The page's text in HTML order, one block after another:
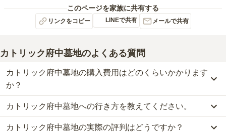
このページを家族に共有する
リンクをコピー LINEで共有 メールで共有
カトリック府中墓地のよくある質問
カトリック府中墓地の購入費用はどのくらいかかります
か？
カトリック府中墓地の現在の販売価格については現在調査中です。
お墓は、価格が高いものがよい、安いものが悪い、という訳ではあ
りません。大切なのは、ご家族が心から納得し、安心してお参りで
カトリック府中墓地への行き方を教えてください。
公共交通機関の場合、JR中央線「武蔵小金井駅南口駅」から京王バ
カトリック府中墓地の実際の評判はどうですか？